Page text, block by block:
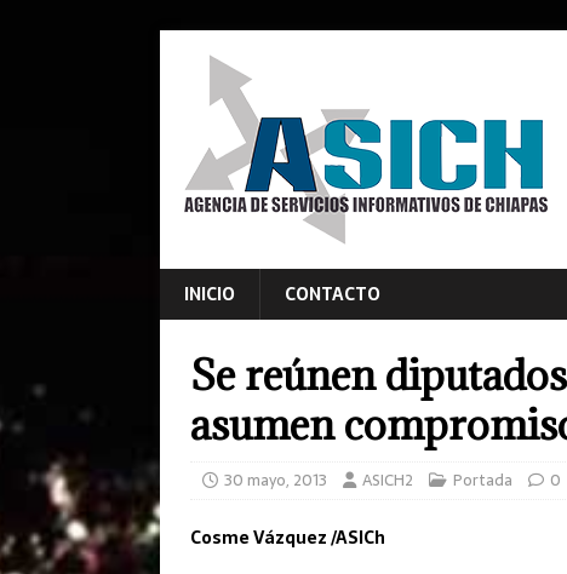
INICIO CONTACTO
Se reúnen
asumen
30 mayo, 2013 ASICH2 Portada 0
Cosme Vázquez /ASICh